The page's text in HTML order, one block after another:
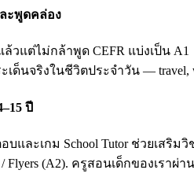
ละพูดคล่อง
แต่ไม่กล้าพูด CEFR แบ่งเป็น
เด็นจริงในชีวิตประจำวัน —
ปี
ะเกม School Tutor ช่วยเสริมวิช
(A2). ครูสอนเด็กของเรา